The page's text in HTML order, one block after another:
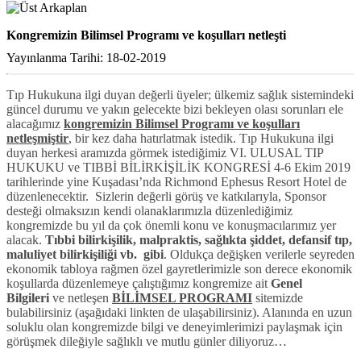
Kongremizin Bilimsel Programı ve koşulları netleşti
Yayınlanma Tarihi: 18-02-2019
Tıp Hukukuna ilgi duyan değerli üyeler; ülkemiz sağlık sistemindeki
güncel durumu ve yakın gelecekte bizi bekleyen olası sorunları ele
alacağımız kongremizin Bilimsel Programı ve koşulları
netleşmiştir, bir kez daha hatırlatmak istedik. Tıp Hukukuna ilgi
duyan herkesi aramızda görmek istediğimiz VI. ULUSAL TIP
HUKUKU ve TIBBİ BİLİRKİŞİLİK KONGRESİ 4-6 Ekim 2019
tarihlerinde yine Kuşadası’nda Richmond Ephesus Resort Hotel de
düzenlenecektir. Sizlerin değerli görüş ve katkılarıyla, Sponsor
desteği olmaksızın kendi olanaklarımızla düzenlediğimiz
kongremizde bu yıl da çok önemli konu ve konuşmacılarımız yer
alacak. Tıbbi bilirkişilik, malpraktis, sağlıkta şiddet, defansif tıp,
maluliyet bilirkişiliği vb. gibi. Oldukça değişken verilerle seyreden
ekonomik tabloya rağmen özel gayretlerimizle son derece ekonomik
koşullarda düzenlemeye çalıştığımız kongremize ait Genel
Bilgileri ve netleşen BİLİMSEL PROGRAMI sitemizde
bulabilirsiniz (aşağıdaki linkten de ulaşabilirsiniz). Alanında en uzun
soluklu olan kongremizde bilgi ve deneyimlerimizi paylaşmak için
görüşmek dileğiyle sağlıklı ve mutlu günler diliyoruz…